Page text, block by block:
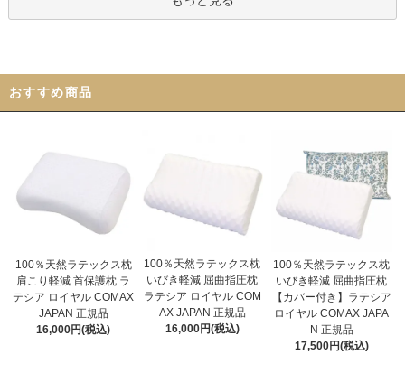
おすすめ商品
100％天然ラテックス枕
肩こり軽減 首保護枕 ラ
テシア ロイヤル COMAX
JAPAN 正規品
16,000円(税込)
100％天然ラテックス枕
いびき軽減 屈曲指圧枕
ラテシア ロイヤル COM
AX JAPAN 正規品
16,000円(税込)
100％天然ラテックス枕
いびき軽減 屈曲指圧枕
【カバー付き】ラテシア
ロイヤル COMAX JAPA
N 正規品
17,500円(税込)